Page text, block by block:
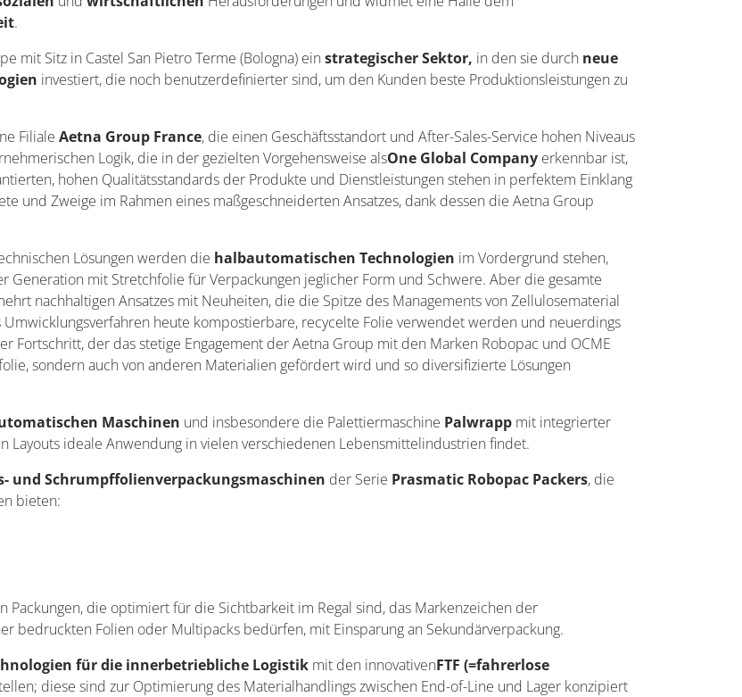
.
mit Sitz in Castel San Pietro Terme (Bologna) ein strategischer Sektor, in den sie durch neue
investiert, die noch benutzerdefinierter sind, um den Kunden beste Produktionsleistungen zu
Filiale Aetna Group France, die einen Geschäftsstandort und After-Sales-Service hohen Niveaus
Logik, die in der gezielten Vorgehensweise alsOne Global Company erkennbar ist,
hohen Qualitätsstandards der Produkte und Dienstleistungen stehen in perfektem Einklang
und Zweige im Rahmen eines maßgeschneiderten Ansatzes, dank dessen die Aetna Group
Lösungen werden die halbautomatischen Technologien im Vordergrund stehen,
Generation mit Stretchfolie für Verpackungen jeglicher Form und Schwere. Aber die gesamte
nachhaltigen Ansatzes mit Neuheiten, die die Spitze des Managements von Zellulosematerial
heute kompostierbare, recycelte Folie verwendet werden und neuerdings
Fortschritt, der das stetige Engagement derAetna Group mit den Marken Robopac und OCME
sondern auch von anderen Materialien gefördert wird und so diversifizierte Lösungen
Maschinen und insbesondere die Palettiermaschine Palwrapp mit integrierter
Layouts ideale Anwendung in vielen verschiedenen Lebensmittelindustrien findet.
und Schrumpffolienverpackungsmaschinen der Serie Prasmatic Robopac Packers, die
bieten:
Packungen, die optimiert für die Sichtbarkeit im Regal sind, das Markenzeichen der
bedruckten Folien oder Multipacks bedürfen, mit Einsparung an Sekundärverpackung.
für die innerbetriebliche Logistik mit den innovativenFTF (=fahrerlose
diese sind zur Optimierung des Materialhandlings zwischen End-of-Line und Lager konzipiert